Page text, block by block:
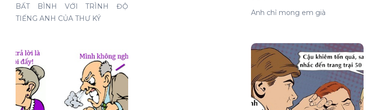
BẤT BÌNH VỚI TRÌNH ĐỘ
TIẾNG ANH CỦA THƯ KÝ
Anh chỉ mong em già